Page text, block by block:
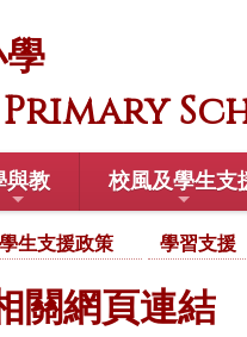
與教 校風及學生支
學生支援政策 學習支援
關網頁連結